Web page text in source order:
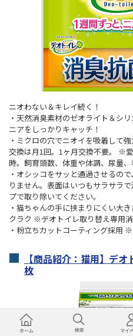
ニオわない＆キレイ続く！
・天然消臭素材のゼオライト＆シ
ニアをしっかりキャッチ！
・ミクロの穴でニオイを吸着して
交換は月1回。1ヶ月交換不要。 ※
時。飼育頭数、体重や体調、尿量、
・オシッコをサッと通過させるの
りません。表面はいつもサラサラ
プで取り除いてください。
・猫ちゃんの手に挟まりにくい大
クラク ※デオトイレ取り替え専用
・粉立ちカットコーティング採用
【商品紹介：猫用】デ
枚